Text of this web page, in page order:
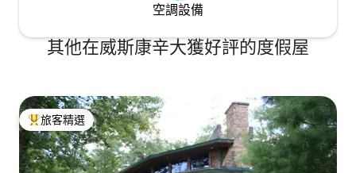
空調設備
其他在威斯康辛大獲好評的度假屋
旅客精選榜首
旅客精選